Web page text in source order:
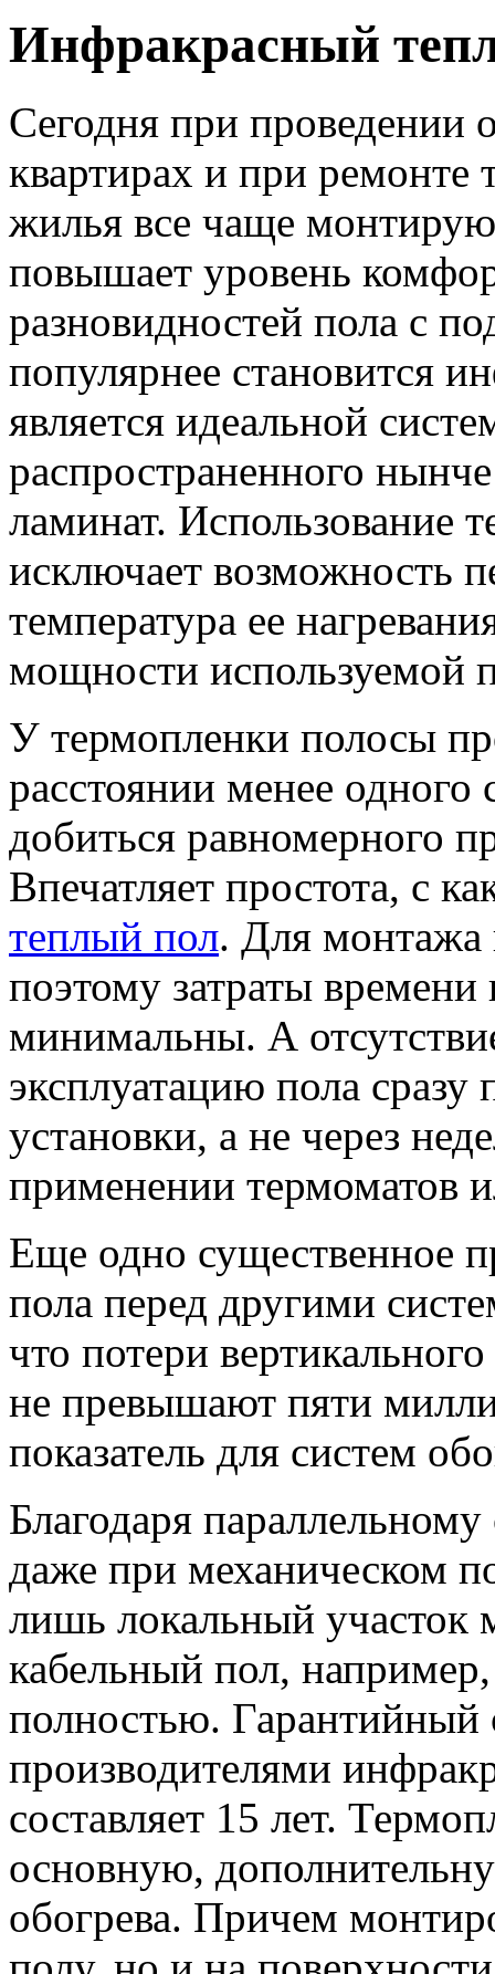
Инфракрасный
Сегодня при проведении
квартирах и при ремонте
жилья все чаще
повышает уровень
разновидностей пола с
популярнее становится
является идеальной
распространенного
ламинат. Использование
исключает возможность
температура ее
мощности используемой
У термопленки полосы
расстоянии менее одного
добиться равномерного
Впечатляет простота, с
теплый пол. Для монтажа
поэтому затраты
минимальны. А
эксплуатацию пола
установки, а не через
применении термоматов
Еще одно существенное
пола перед другими
что потери
не превышают пяти
показатель для систем
Благодаря
даже при механическом
лишь локальный участок
кабельный пол,
полностью.
производителями
составляет 15 лет.
основную,
обогрева. Причем